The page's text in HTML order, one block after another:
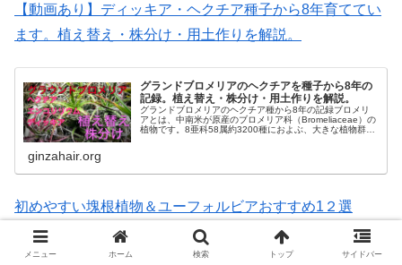
【動画あり】ディッキア・ヘクチア種子から8年育ててい
ます。植え替え・株分け・用土作りを解説。
グランドブロメリアのヘクチアを種子から8年の
記録。植え替え・株分け・用土作りを解説。
グランドブロメリアのヘクチア種から8年の記録ブロメリ
アとは、中南米が原産のブロメリア科（Bromeliaceae）の
植物です。8亜科58属約3200種におよぶ、大きな植物群で
ginzahair.org
初めやすい塊根植物＆ユーフォルビアおすすめ1２選
初めやすい塊根植物＆ユーフォルビアおすすめ1
メニュー ホーム 検索 トップ サイドバー